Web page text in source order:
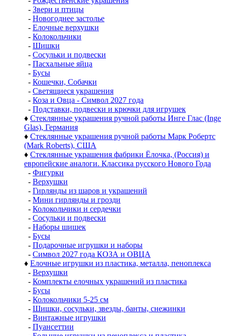
- Звери и птицы
- Новогоднее застолье
- Елочные верхушки
- Колокольчики
- Шишки
- Сосульки и подвески
- Пасхальные яйца
- Бусы
- Кошечки, Собачки
- Светящиеся украшения
- Коза и Овца - Символ 2027 года
- Подставки, подвески и крючки для игрушек
♦ Стеклянные украшения ручной работы Инге Глас (Inge
Glas), Германия
♦ Стеклянные украшения ручной работы Марк Робертс
(Mark Roberts), США
♦ Стеклянные украшения фабрики Ёлочка, (Россия) и
европейские аналоги. Классика русского Нового Года
- Фигурки
- Верхушки
- Гирлянды из шаров и украшений
- Мини гирлянды и грозди
- Колокольчики и сердечки
- Сосульки и подвески
- Наборы шишек
- Бусы
- Подарочные игрушки и наборы
- Символ 2027 года КОЗА и ОВЦА
♦ Елочные игрушки из пластика, металла, пеноплекса
- Верхушки
- Комплекты елочных украшений из пластика
- Бусы
- Колокольчики 5-25 см
- Шишки, сосульки, звезды, банты, снежинки
- Винтажные игрушки
- Пуансеттии